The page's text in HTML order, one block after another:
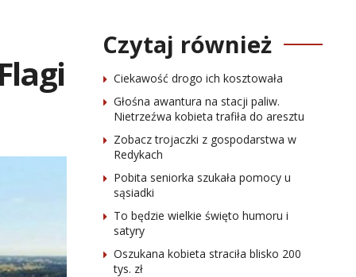
Czytaj również
Ciekawość drogo ich kosztowała
Głośna awantura na stacji paliw.
Nietrzeźwa kobieta trafiła do aresztu
Zobacz trojaczki z gospodarstwa w
Redykach
Pobita seniorka szukała pomocy u
sąsiadki
To będzie wielkie święto humoru i
satyry
Oszukana kobieta straciła blisko 200
tys. zł